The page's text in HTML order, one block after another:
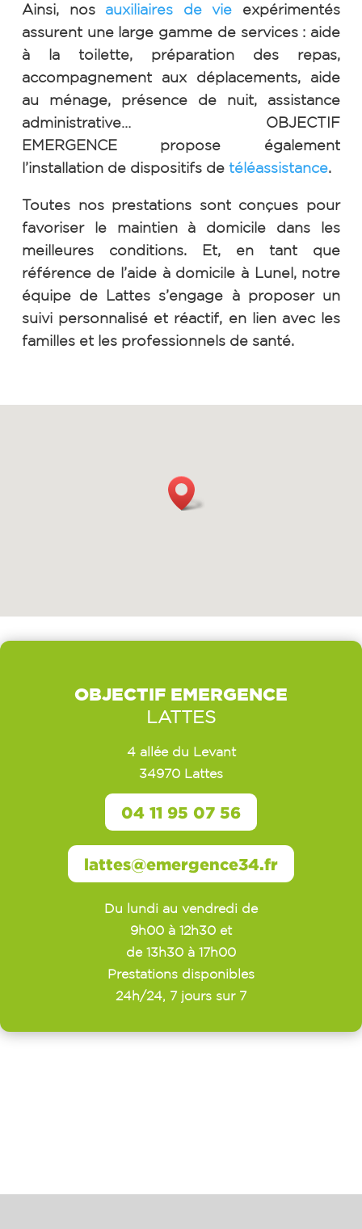
Ainsi, nos auxiliaires de vie expérimentés
assurent une large gamme de services : aide
à la toilette, préparation des repas,
accompagnement aux déplacements, aide
au ménage, présence de nuit, assistance
administrative… OBJECTIF
EMERGENCE propose également
l’installation de dispositifs de téléassistance.
Toutes nos prestations sont conçues pour
favoriser le maintien à domicile dans les
meilleures conditions. Et, en tant que
référence de l’aide à domicile à Lunel, notre
équipe de Lattes s’engage à proposer un
suivi personnalisé et réactif, en lien avec les
familles et les professionnels de santé.
OBJECTIF EMERGENCE
LATTES
4 allée du Levant
34970 Lattes
Du lundi au vendredi de
9h00 à 12h30 et
de 13h30 à 17h00
Prestations disponibles
24h/24, 7 jours sur 7
lattes@emergence34.fr
04 11 95 07 56